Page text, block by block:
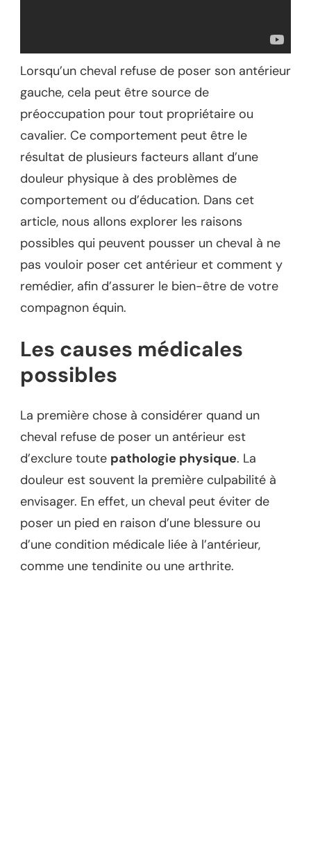
Lorsqu’un cheval refuse de poser son antérieur
gauche, cela peut être source de
préoccupation pour tout propriétaire ou
cavalier. Ce comportement peut être le
résultat de plusieurs facteurs allant d’une
douleur physique à des problèmes de
comportement ou d’éducation. Dans cet
article, nous allons explorer les raisons
possibles qui peuvent pousser un cheval à ne
pas vouloir poser cet antérieur et comment y
remédier, afin d’assurer le bien-être de votre
compagnon équin.
Les causes médicales
possibles
La première chose à considérer quand un
cheval refuse de poser un antérieur est
d’exclure toute pathologie physique. La
douleur est souvent la première culpabilité à
envisager. En effet, un cheval peut éviter de
poser un pied en raison d’une blessure ou
d’une condition médicale liée à l’antérieur,
comme une tendinite ou une arthrite.